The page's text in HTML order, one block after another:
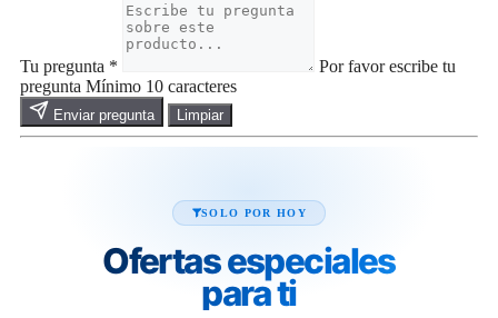
Tu pregunta *
Por favor escribe tu
pregunta Mínimo 10 caracteres
Enviar pregunta Limpiar
SOLO POR HOY
Ofertas especiales
para ti